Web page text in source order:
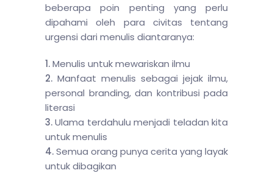
beberapa poin penting yang perlu
dipahami oleh para civitas tentang
urgensi dari menulis diantaranya:
Menulis untuk mewariskan ilmu
Manfaat menulis sebagai jejak ilmu,
personal branding, dan kontribusi pada
literasi
Ulama terdahulu menjadi teladan kita
untuk menulis
Semua orang punya cerita yang layak
untuk dibagikan